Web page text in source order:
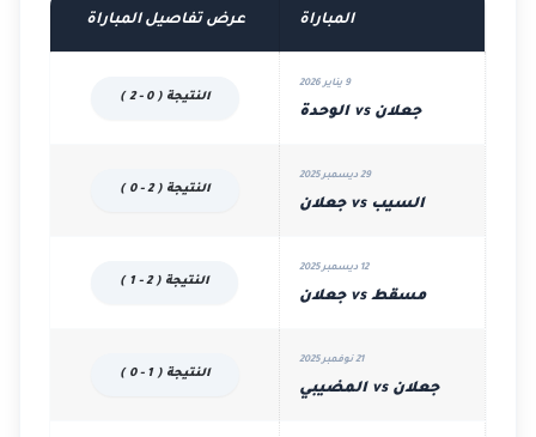
المباراة عرض تفاصيل المباراة
9 يناير 2026
جعلان vs الوحدة
النتيجة ( 0 - 2 )
29 ديسمبر 2025
السيب vs جعلان
النتيجة ( 2 - 0 )
12 ديسمبر 2025
مسقط vs جعلان
النتيجة ( 2 - 1 )
21 نوفمبر 2025
جعلان vs المضيبي
النتيجة ( 1 - 0 )